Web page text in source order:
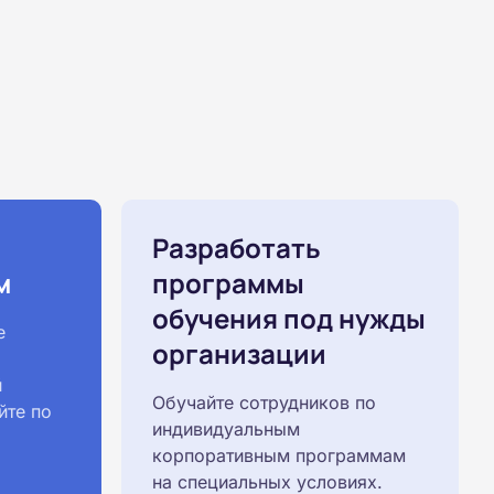
по
Разработать
программы
обучения под нужды
организации
Обучайте сотрудников по
индивидуальным
корпоративным программам
на специальных условиях.